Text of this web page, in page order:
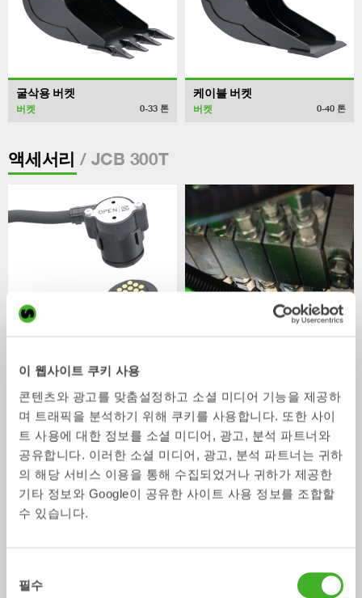
이 웹사이트 쿠키 사용
콘텐츠와 광고를 맞춤설정하고 소셜 미디어 기능을 제공하
며 트래픽을 분석하기 위해 쿠키를 사용합니다. 또한 사이
트 사용에 대한 정보를 소셜 미디어, 광고, 분석 파트너와
공유합니다. 이러한 소셜 미디어, 광고, 분석 파트너는 귀하
의 해당 서비스 이용을 통해 수집되었거나 귀하가 제공한
기타 정보와 Google이 공유한 사이트 사용 정보를 조합할
수 있습니다.
필수
굴삭용 버켓
버켓 0-33 톤
케이블 버켓
버켓 0-40 톤
액세서리 / JCB 300T
V14
GEOfit